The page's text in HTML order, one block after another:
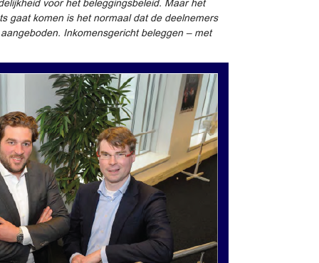
voor het beleggingsbeleid. Maar het
gaat komen is het normaal dat de deelnemers
Inkomensgericht beleggen – met